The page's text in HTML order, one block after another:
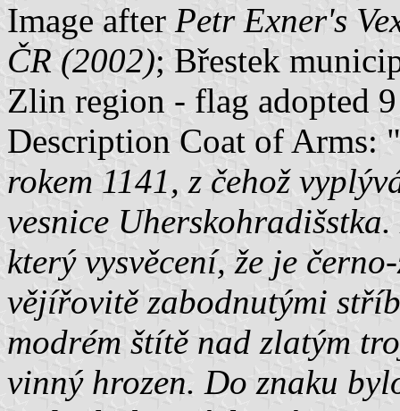
Image after Petr Exner's
ČR (2002); Břestek
Zlin region - flag adopted
Description Coat of Arms: "
rokem 1141, z čehož
vesnice
který vysvěcení, že je
vějířovitě zabodnutými
modrém štítě nad zlatým
vinný hrozen. Do znaku